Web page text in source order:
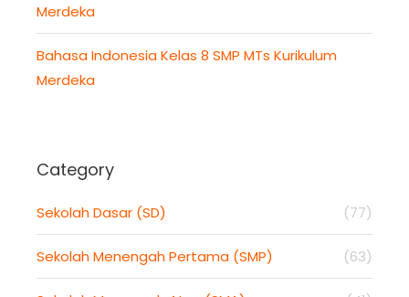
Merdeka
Bahasa Indonesia Kelas 8 SMP MTs Kurikulum
Merdeka
Category
Sekolah Dasar (SD) (77)
Sekolah Menengah Pertama (SMP) (63)